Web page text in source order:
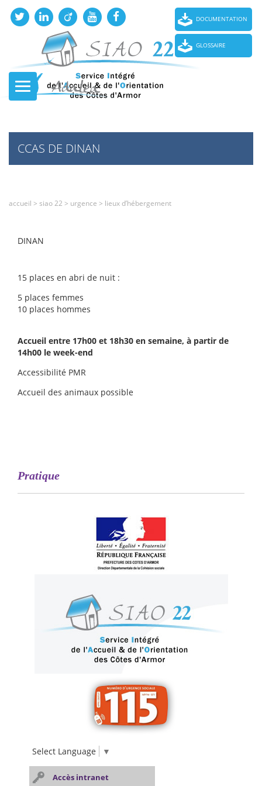
DOCUMENTATION
GLOSSAIRE
CCAS DE DINAN
accueil > siao 22 > urgence > lieux d’hébergement
DINAN
15 places en abri de nuit :
5 places femmes
10 places hommes
Accueil entre 17h00 et 18h30 en semaine, à partir de
14h00 le week-end
Accessibilité PMR
Accueil des animaux possible
Pratique
Select Language ▼
Accès intranet